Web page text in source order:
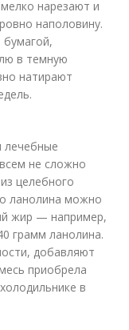
нарезают и
наполовину.
в темную
натирают
лечебные
не сложно
целебного
ланолина можно
жир — например,
грамм ланолина.
добавляют
приобрела
в